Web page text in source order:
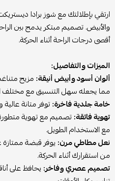
ارتقي بإطلالتك مع شوز برادا
والأبيض. تصميم مبتكر يدمج بين
أقصى درجات الراحة أثناء الحركة.
الميزات والتفاصيل:
ألوان أسود وأبيض أنيقة: مزيج
مما يجعله سهل التنسيق مع مختلف
خامة جلدية فاخرة:توفر متانة
تهوية فائقة:تصميم مع تهوية
مع الاستخدام الطويل.
نعل مطاطي مرن: يوفر قبضة ممتازة
من استقرارك أثناء الحركة.
تصميم عصري وفاخر: يحافظ على